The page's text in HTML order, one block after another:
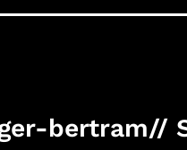
bertram//